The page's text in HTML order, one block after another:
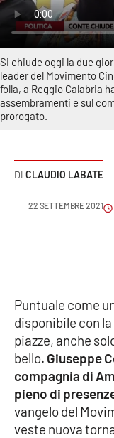
Sanità
Sport
Cultura
Meteo
Ambiente
Cronaca
Cultura
Economia e
Si chiude oggi la due
leader del Movimento
folla, a Reggio Calabria
assembramenti e sul
prorogato.
CLAUDIO LABATE
22 SETTEMBRE 2021
Puntuale come
disponibile con
piazze, anche
bello. Giuseppe
compagnia di
pieno di
vangelo del
veste nuova